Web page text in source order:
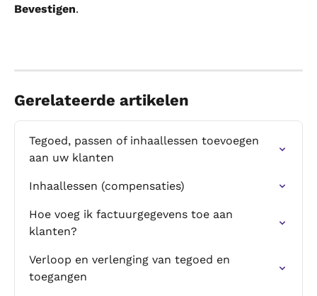
Bevestigen.
Gerelateerde artikelen
Tegoed, passen of inhaallessen toevoegen
aan uw klanten
Inhaallessen (compensaties)
Hoe voeg ik factuurgegevens toe aan
klanten?
Verloop en verlenging van tegoed en
toegangen